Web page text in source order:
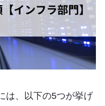
は、以下の5つが挙げ